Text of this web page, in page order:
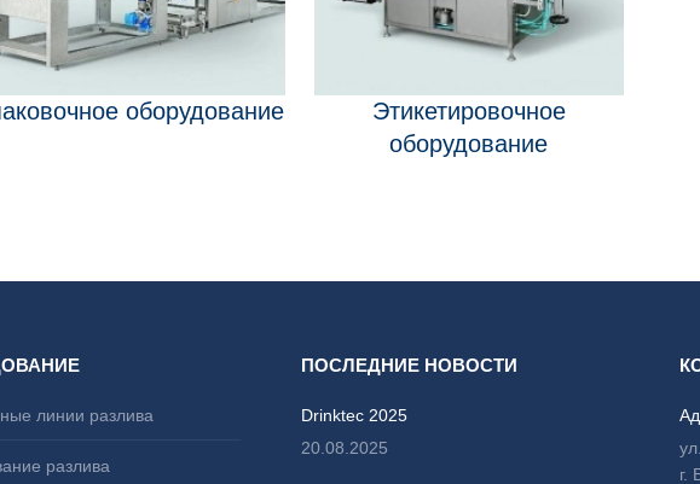
оборудование
Этикетировочное
оборудование
линии разлива
разлива
ПОСЛЕДНИЕ НОВОСТИ
Drinktec 2025
20.08.2025
г.